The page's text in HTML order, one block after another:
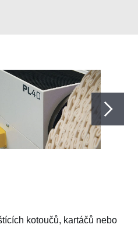
kotoučů, kartáčů nebo